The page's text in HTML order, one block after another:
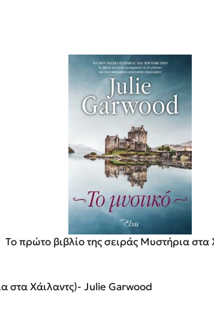
Το πρώτο βιβλίο της σειράς Μυστήρια στα
στα Χάιλαντς)- Julie Garwood